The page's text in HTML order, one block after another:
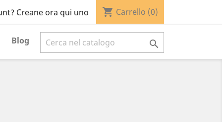
Creane ora qui uno shopping_cart Carrello (0)
Blog 